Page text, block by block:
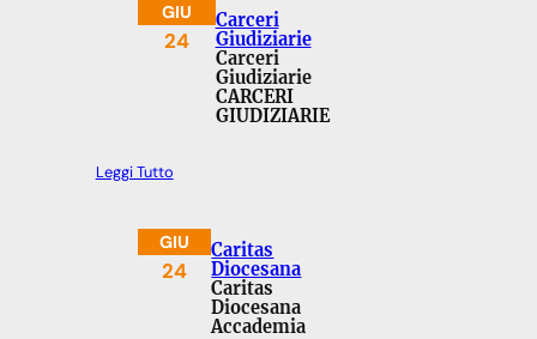
GIU
24
Carceri
Giudiziarie
Carceri
Giudiziarie
CARCERI
GIUDIZIARIE
Leggi Tutto
GIU
24
Caritas
Diocesana
Caritas
Diocesana
Accademia